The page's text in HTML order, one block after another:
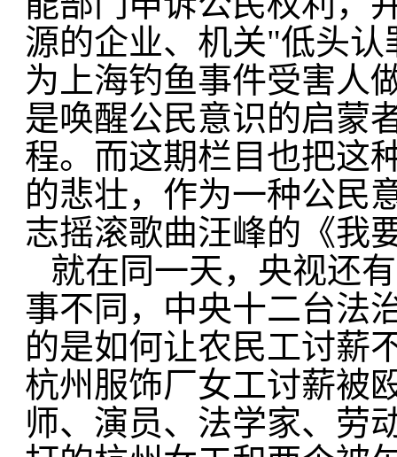
源的企业、机关"低头
为上海钓鱼事件受害人
是唤醒公民意识的启蒙
程。而这期栏目也把这
的悲壮，作为一种公民
志摇滚歌曲汪峰的《我
就在同一天，央视还
事不同，中央十二台法
的是如何让农民工讨薪
杭州服饰厂女工讨薪被
师、演员、法学家、劳